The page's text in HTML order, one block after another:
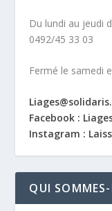
Du lundi au jeudi
0492/45 33 03
Fermé le samedi
Facebook :
Instagram :
QUI